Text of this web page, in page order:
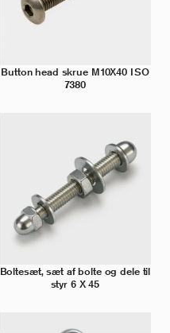
Button head skrue M10X40 ISO
7380
Boltesæt, sæt af bolte og dele til
styr 6 X 45